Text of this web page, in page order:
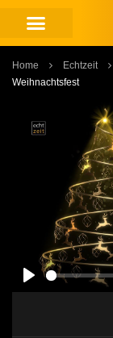
Home Echtzeit
Weihnachtsfest
PLAY